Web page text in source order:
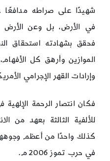
شهيدًا على صراطه مدافعًا
في الأرض، بل وعن الأرض
فحقق بشهادته استحقاق
الموازين وأرهق كل
وإرادات القهر الإجرامي
للألفية الثالثة بعهد من
كذلك واحدًا من أعظم وجوهها
في حرب تموز 2006 م.